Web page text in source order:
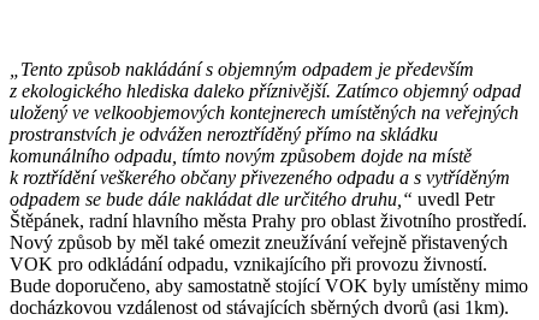
„Tento způsob nakládání s objemným odpadem je především
z ekologického hlediska daleko příznivější. Zatímco objemný odpad
uložený ve velkoobjemových kontejnerech umístěných na veřejných
prostranstvích je odvážen neroztříděný přímo na skládku
komunálního odpadu, tímto novým způsobem dojde na místě
k roztřídění veškerého občany přivezeného odpadu a s vytříděným
odpadem se bude dále nakládat dle určitého druhu,“ uvedl Petr
Štěpánek, radní hlavního města Prahy pro oblast životního prostředí.
Nový způsob by měl také omezit zneužívání veřejně přistavených
VOK pro odkládání odpadu, vznikajícího při provozu živností.
Bude doporučeno, aby samostatně stojící VOK byly umístěny mimo
docházkovou vzdálenost od stávajících sběrných dvorů (asi 1km).